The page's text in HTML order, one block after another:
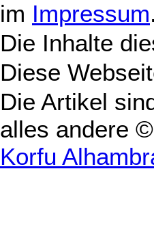
im Impressum.
Die Inhalte
Diese
Die Artikel
alles andere
Korfu